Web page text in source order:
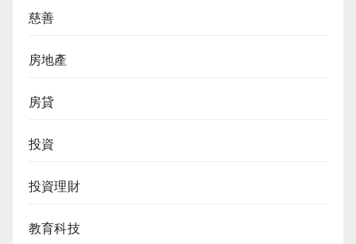
慈善
房地產
房貸
投資
投資理財
教育科技